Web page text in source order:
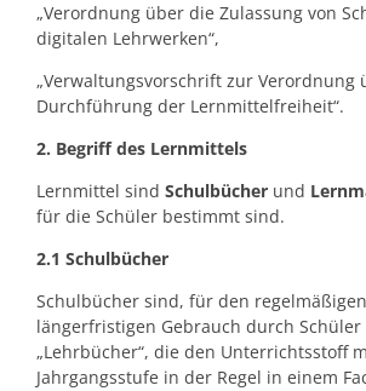
„Verordnung über die Zulassung von
digitalen Lehrwerken“,
„Verwaltungsvorschrift zur Verordnung
Durchführung der Lernmittelfreiheit“.
2. Begriff des Lernmittels
Lernmittel sind Schulbücher und
für die Schüler bestimmt sind.
2.1 Schulbücher
Schulbücher sind, für den
längerfristigen Gebrauch durch
„Lehrbücher“, die den Unterrichtsstoff
Jahrgangsstufe in der Regel in einem